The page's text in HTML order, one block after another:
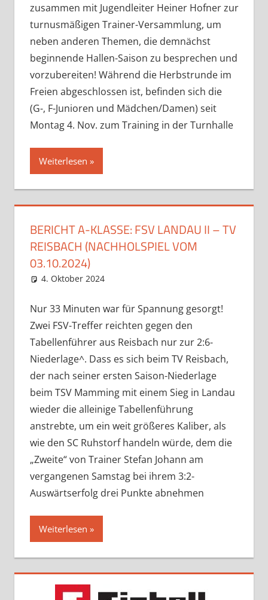
zusammen mit Jugendleiter Heiner Hofner zur
turnusmäßigen Trainer-Versammlung, um
neben anderen Themen, die demnächst
beginnende Hallen-Saison zu besprechen und
vorzubereiten! Während die Herbstrunde im
Freien abgeschlossen ist, befinden sich die
(G-, F-Junioren und Mädchen/Damen) seit
Montag 4. Nov. zum Training in der Turnhalle
Weiterlesen
BERICHT A-KLASSE: FSV LANDAU II – TV
REISBACH (NACHHOLSPIEL VOM
03.10.2024)
4. Oktober 2024
Nur 33 Minuten war für Spannung gesorgt!
Zwei FSV-Treffer reichten gegen den
Tabellenführer aus Reisbach nur zur 2:6-
Niederlage^. Dass es sich beim TV Reisbach,
der nach seiner ersten Saison-Niederlage
beim TSV Mamming mit einem Sieg in Landau
wieder die alleinige Tabellenführung
anstrebte, um ein weit größeres Kaliber, als
wie den SC Ruhstorf handeln würde, dem die
„Zweite“ von Trainer Stefan Johann am
vergangenen Samstag bei ihrem 3:2-
Auswärtserfolg drei Punkte abnehmen
Weiterlesen